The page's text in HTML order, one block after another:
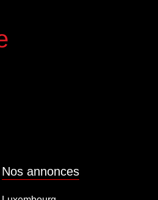
Nos annonces